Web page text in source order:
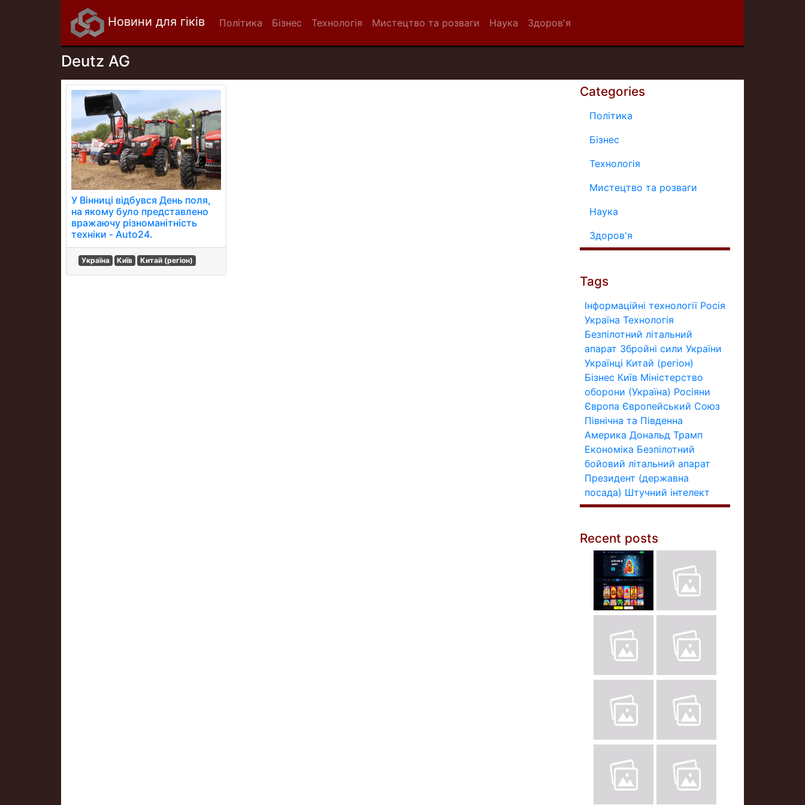
Новини для гіків Політика Бізнес Технологія Мистецтво та розваги Наука Здоров'я
Deutz AG
У Вінниці відбувся День поля,
на якому було представлено
вражаючу різноманітність
техніки - Auto24.
Україна Київ Китай (регіон)
Categories
Політика
Бізнес
Технологія
Мистецтво та розваги
Наука
Здоров'я
Tags
Інформаційні технології Росія
Україна Технологія
Безпілотний літальний
апарат Збройні сили України
Українці Китай (регіон)
Бізнес Київ Міністерство
оборони (Україна) Росіяни
Європа Європейський Союз
Північна та Південна
Америка Дональд Трамп
Економіка Безпілотний
бойовий літальний апарат
Президент (державна
посада) Штучний інтелект
Recent posts